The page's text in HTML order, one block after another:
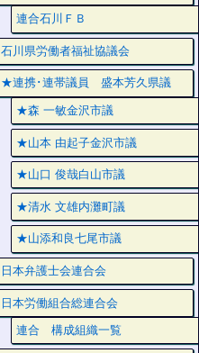
連合石川ＦＢ
石川県労働者福祉協議会
★連携･連帯議員 盛本芳久県議
★森 一敏金沢市議
★山本 由起子金沢市議
★山口 俊哉白山市議
★清水 文雄内灘町議
★山添和良七尾市議
日本弁護士会連合会
日本労働組合総連合会
連合 構成組織一覧